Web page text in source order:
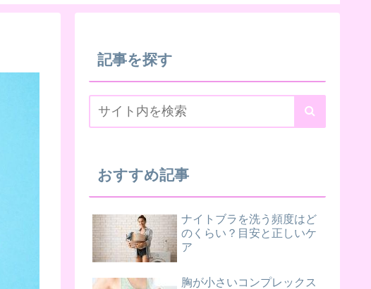
記事を探す
おすすめ記事
ナイトブラを洗う頻度はど
のくらい？目安と正しいケ
ア
胸が小さいコンプレックス